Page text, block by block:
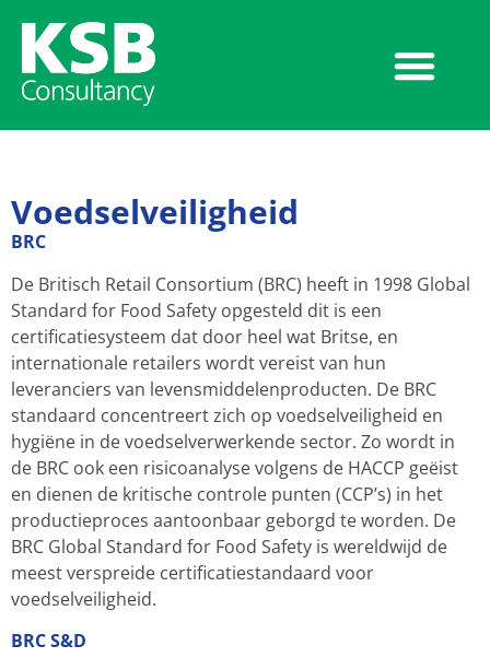
Voedselveiligheid
BRC
De Britisch Retail Consortium (BRC) heeft in 1998 Global
Standard for Food Safety opgesteld dit is een
certificatiesysteem dat door heel wat Britse, en
internationale retailers wordt vereist van hun
leveranciers van levensmiddelenproducten. De BRC
standaard concentreert zich op voedselveiligheid en
hygiëne in de voedselverwerkende sector. Zo wordt in
de BRC ook een risicoanalyse volgens de HACCP geëist
en dienen de kritische controle punten (CCP’s) in het
productieproces aantoonbaar geborgd te worden. De
BRC Global Standard for Food Safety is wereldwijd de
meest verspreide certificatiestandaard voor
voedselveiligheid.
BRC S&D